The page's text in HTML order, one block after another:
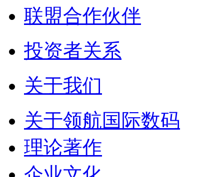
联盟合作伙伴
投资者关系
关于我们
关于领航国际数码
理论著作